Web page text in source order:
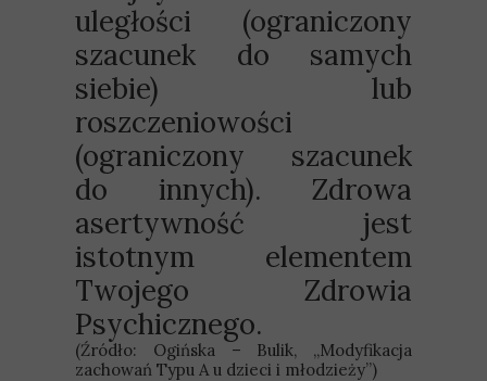
uległości (ograniczony
szacunek do samych
siebie) lub
roszczeniowości
(ograniczony szacunek
do innych). Zdrowa
asertywność jest
istotnym elementem
Twojego Zdrowia
Psychicznego.
(Źródło: Ogińska – Bulik, „Modyfikacja
zachowań Typu A u dzieci i młodzieży”)